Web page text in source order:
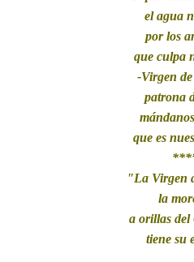
el agua
por los
que culpa
-Virgen
patrona
que es
"La Virgen
la
a orillas del
tiene su